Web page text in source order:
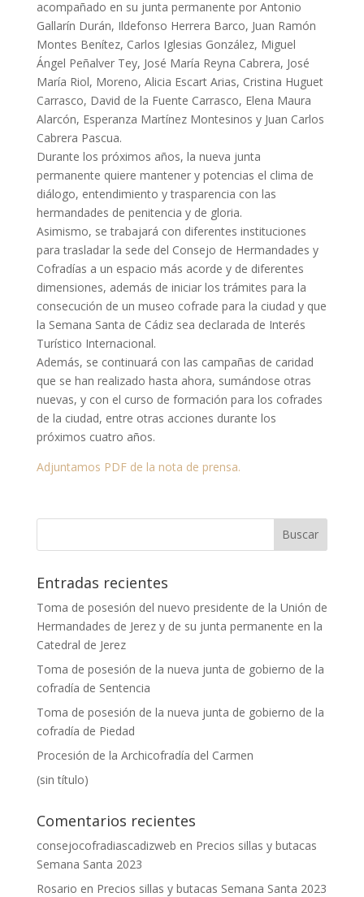
acompañado en su junta permanente por Antonio
Gallarín Durán, Ildefonso Herrera Barco, Juan Ramón
Montes Benítez, Carlos Iglesias González, Miguel
Ángel Peñalver Tey, José María Reyna Cabrera, José
María Riol, Moreno, Alicia Escart Arias, Cristina Huguet
Carrasco, David de la Fuente Carrasco, Elena Maura
Alarcón, Esperanza Martínez Montesinos y Juan Carlos
Cabrera Pascua.
Durante los próximos años, la nueva junta
permanente quiere mantener y potencias el clima de
diálogo, entendimiento y trasparencia con las
hermandades de penitencia y de gloria.
Asimismo, se trabajará con diferentes instituciones
para trasladar la sede del Consejo de Hermandades y
Cofradías a un espacio más acorde y de diferentes
dimensiones, además de iniciar los trámites para la
consecución de un museo cofrade para la ciudad y que
la Semana Santa de Cádiz sea declarada de Interés
Turístico Internacional.
Además, se continuará con las campañas de caridad
que se han realizado hasta ahora, sumándose otras
nuevas, y con el curso de formación para los cofrades
de la ciudad, entre otras acciones durante los
próximos cuatro años.
Adjuntamos PDF de la nota de prensa.
Entradas recientes
Toma de posesión del nuevo presidente de la Unión de
Hermandades de Jerez y de su junta permanente en la
Catedral de Jerez
Toma de posesión de la nueva junta de gobierno de la
cofradía de Sentencia
Toma de posesión de la nueva junta de gobierno de la
cofradía de Piedad
Procesión de la Archicofradía del Carmen
(sin título)
Comentarios recientes
consejocofradiascadizweb en Precios sillas y butacas
Semana Santa 2023
Rosario en Precios sillas y butacas Semana Santa 2023